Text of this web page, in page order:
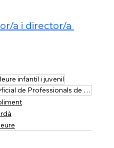
a i director/a
infantil i juvenil
El ROPELL és el Registre Oficial de Professionals de l’Educació en el Lleure de Catalunya